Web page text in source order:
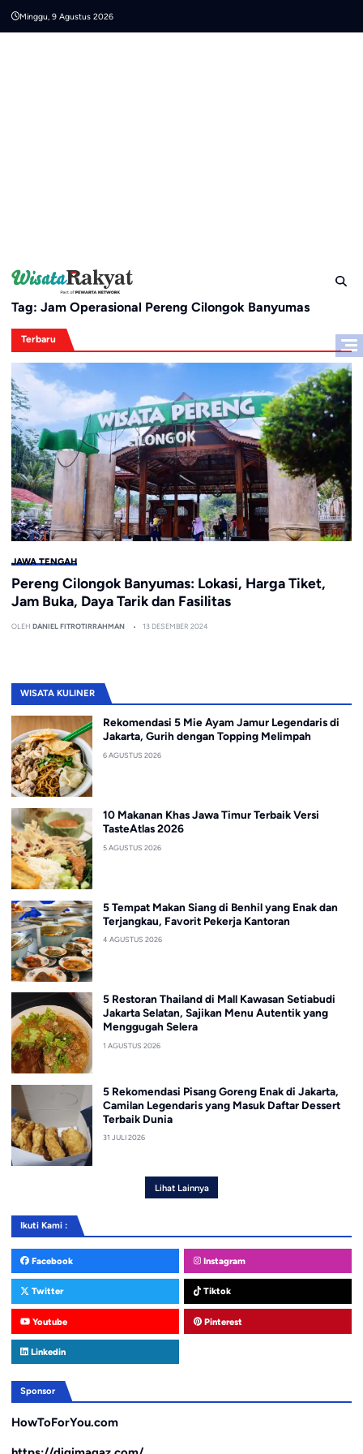
Minggu, 9 Agustus 2026
Tag: Jam Operasional Pereng Cilongok Banyumas
Terbaru
JAWA TENGAH
Pereng Cilongok Banyumas: Lokasi, Harga Tiket,
Jam Buka, Daya Tarik dan Fasilitas
OLEH DANIEL FITROTIRRAHMAN 13 DESEMBER 2024
WISATA KULINER
Rekomendasi 5 Mie Ayam Jamur Legendaris di
Jakarta, Gurih dengan Topping Melimpah
6 AGUSTUS 2026
10 Makanan Khas Jawa Timur Terbaik Versi
TasteAtlas 2026
5 AGUSTUS 2026
5 Tempat Makan Siang di Benhil yang Enak dan
Terjangkau, Favorit Pekerja Kantoran
4 AGUSTUS 2026
5 Restoran Thailand di Mall Kawasan Setiabudi
Jakarta Selatan, Sajikan Menu Autentik yang
Menggugah Selera
1 AGUSTUS 2026
5 Rekomendasi Pisang Goreng Enak di Jakarta,
Camilan Legendaris yang Masuk Daftar Dessert
Terbaik Dunia
31 JULI 2026
Lihat Lainnya
Ikuti Kami :
Facebook Instagram
Twitter Tiktok
Youtube Pinterest
Linkedin
Sponsor
HowToForYou.com